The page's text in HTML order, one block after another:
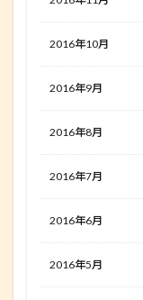
2016年10月
2016年9月
2016年8月
2016年7月
2016年6月
2016年5月